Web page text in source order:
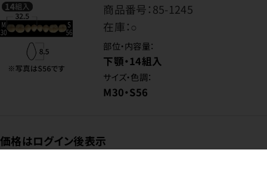
商品番号：85-1245
在庫：○
部位・内容量：
下顎・14組入
サイズ・色調：
M30・S56
価格はログイン後表示